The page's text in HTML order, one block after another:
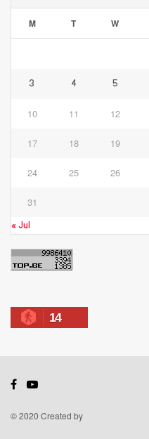
M T W
3 4 5
10 11 12
17 18 19
24 25 26
31
« Jul
14
© 2020 Created by